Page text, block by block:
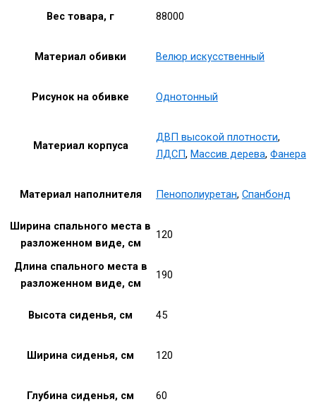
Вес товара, г 88000
Материал обивки Велюр искусственный
Рисунок на обивке Однотонный
Материал корпуса
ДВП высокой плотности,
ЛДСП, Массив дерева, Фанера
Материал наполнителя Пенополиуретан, Спанбонд
Ширина спального места в
разложенном виде, см
120
Длина спального места в
разложенном виде, см
190
Высота сиденья, см 45
Ширина сиденья, см 120
Глубина сиденья, см 60